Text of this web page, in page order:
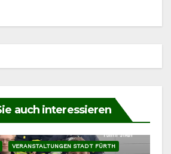
auch interessieren
VERANSTALTUNGEN STADT FÜRTH